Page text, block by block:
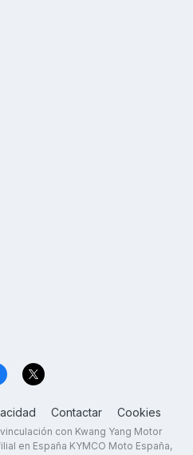
Contactar Cookies
con Kwang Yang Motor
en España KYMCO Moto España,